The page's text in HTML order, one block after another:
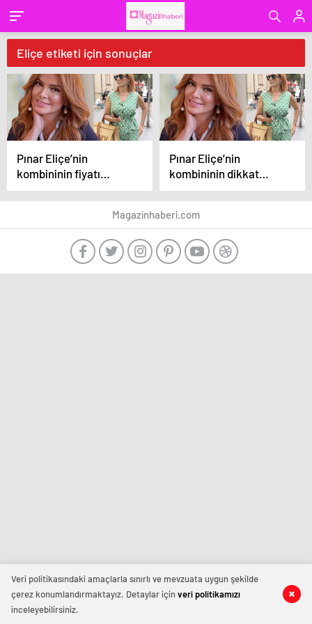
Eliçe etiketi için sonuçlar
Pınar Eliçe’nin
kombininin fiyatı
dikkat çekti!
Pınar Eliçe’nin
kombininin dikkat
çekti!
Magazinhaberi.com
Veri politikasındaki amaçlarla sınırlı ve mevzuata uygun şekilde
çerez konumlandırmaktayız. Detaylar içinveri politikamızı
inceleyebilirsiniz.